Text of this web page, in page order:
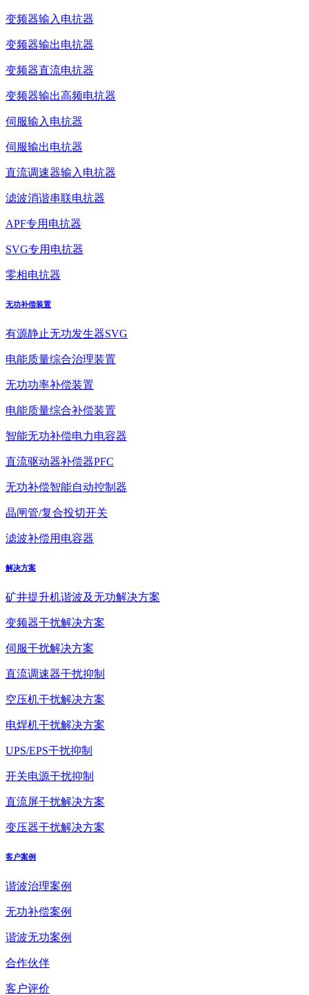
变频器输入电抗器
变频器输出电抗器
变频器直流电抗器
变频器输出高频电抗器
伺服输入电抗器
伺服输出电抗器
直流调速器输入电抗器
滤波消谐串联电抗器
APF专用电抗器
SVG专用电抗器
零相电抗器
无功补偿装置
有源静止无功发生器SVG
电能质量综合治理装置
无功功率补偿装置
电能质量综合补偿装置
智能无功补偿电力电容器
直流驱动器补偿器PFC
无功补偿智能自动控制器
晶闸管/复合投切开关
滤波补偿用电容器
解决方案
矿井提升机谐波及无功解决方案
变频器干扰解决方案
伺服干扰解决方案
直流调速器干扰抑制
空压机干扰解决方案
电焊机干扰解决方案
UPS/EPS干扰抑制
开关电源干扰抑制
直流屏干扰解决方案
变压器干扰解决方案
客户案例
谐波治理案例
无功补偿案例
谐波无功案例
合作伙伴
客户评价